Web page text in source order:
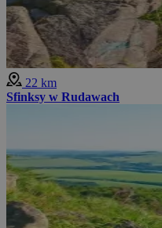
22 km
Sfinksy w Rudawach